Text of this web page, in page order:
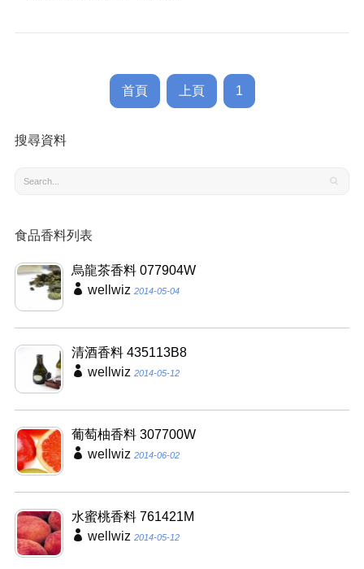
首頁 上頁 1
搜尋資料
食品香料列表
烏龍茶香料 077904W
wellwiz 2014-05-04
清酒香料 435113B8
wellwiz 2014-05-12
葡萄柚香料 307700W
wellwiz 2014-06-02
水蜜桃香料 761421M
wellwiz 2014-05-12